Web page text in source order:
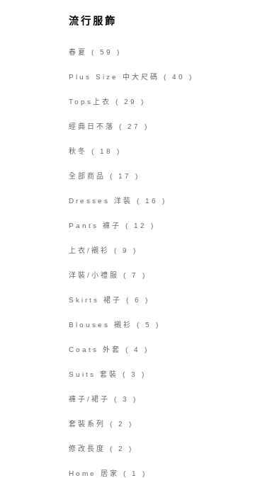
流行服飾
春夏 ( 59 )
Plus Size 中大尺碼 ( 40 )
Tops上衣 ( 29 )
經典日不落 ( 27 )
秋冬 ( 18 )
全部商品 ( 17 )
Dresses 洋裝 ( 16 )
Pants 褲子 ( 12 )
上衣/襯衫 ( 9 )
洋裝/小禮服 ( 7 )
Skirts 裙子 ( 6 )
Blouses 襯衫 ( 5 )
Coats 外套 ( 4 )
Suits 套裝 ( 3 )
褲子/裙子 ( 3 )
套裝系列 ( 2 )
修改長度 ( 2 )
Home 居家 ( 1 )